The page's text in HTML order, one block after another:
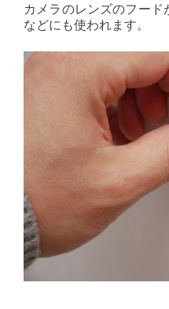
カメラのレンズのフー
などにも使われます。